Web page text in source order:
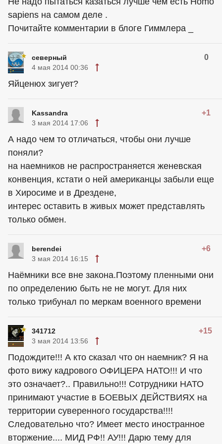
sapiens на самом деле .
Почитайте комментарии в блоге Гиммлера _
северный 0
4 мая 2014 00:36
Яйценюх зигует?
Kassandra +1
3 мая 2014 17:06
А надо чем то отличаться, чтобы они лучше
поняли?
на наемников не распространяется женевская
конвенция, кстати о ней американцы забыли еще
в Хиросиме и в Дрездене,
интерес оставить в живых может представлять
только обмен.
berendei +6
3 мая 2014 16:15
Наёмники все вне закона.Поэтому пленными они
по определению быть не не могут. Для них
только трибунал по меркам военного времени
341712 +15
3 мая 2014 13:56
Подождите!!! А кто сказал что он наемник? Я на
фото вижу кадрового ОФИЦЕРА НАТО!!! И что
это означает?.. Правильно!!! Сотрудники НАТО
принимают участие в БОЕВЫХ ДЕЙСТВИЯХ на
территории суверенного государства!!!!
Следовательно что? Имеет место иностранное
вторжение.... МИД РФ!! АУ!!! Дарю тему для